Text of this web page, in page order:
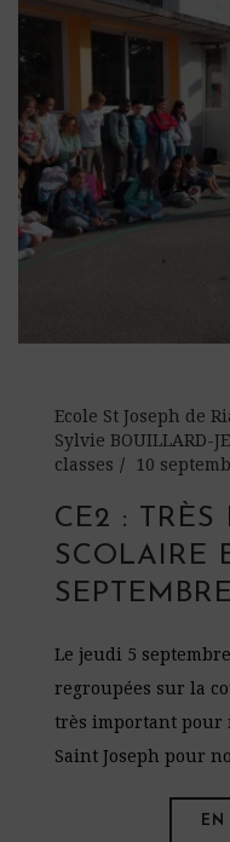
Ecole St Joseph de
Sylvie BOUILLARD-
classes
10
CE2 : TRÈS
SCOLAIRE
SEPTEMBRE
Le jeudi 5
regroupées sur la
très important pour
Saint Joseph pour
EN